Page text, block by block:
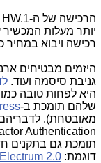
הרכישה של ה-HW.1 מתבצעת
רכישה ויבוא במחיר
היזמים מבטיחים
גניבת סיסמה ועוד.
היא לפחות טובה
שלהם תומכת ב-
מאובטחת).
תומכת גם בתקנים
דוגמת: Electrum 2.0